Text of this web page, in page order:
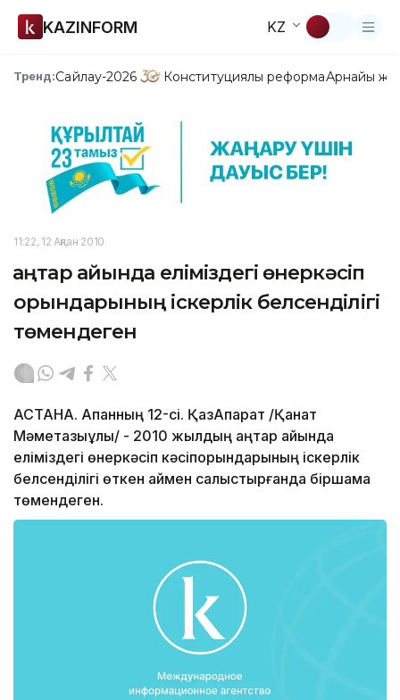
KAZINFORM KZ
Тренд:Сайлау-2026 Конституциялық реформаАрнайы
11:22, 12 Ақпан 2010
Қаңтар айында еліміздегі өнеркәсіп
орындарының іскерлік белсенділігі
төмендеген
АСТАНА. Ақпанның 12-сі. ҚазАқпарат /Қанат
Мәметқазыұлы/ - 2010 жылдың қаңтар айында
еліміздегі өнеркәсіп кәсіпорындарының іскерлік
белсенділігі өткен аймен салыстырғанда біршама
төмендеген.